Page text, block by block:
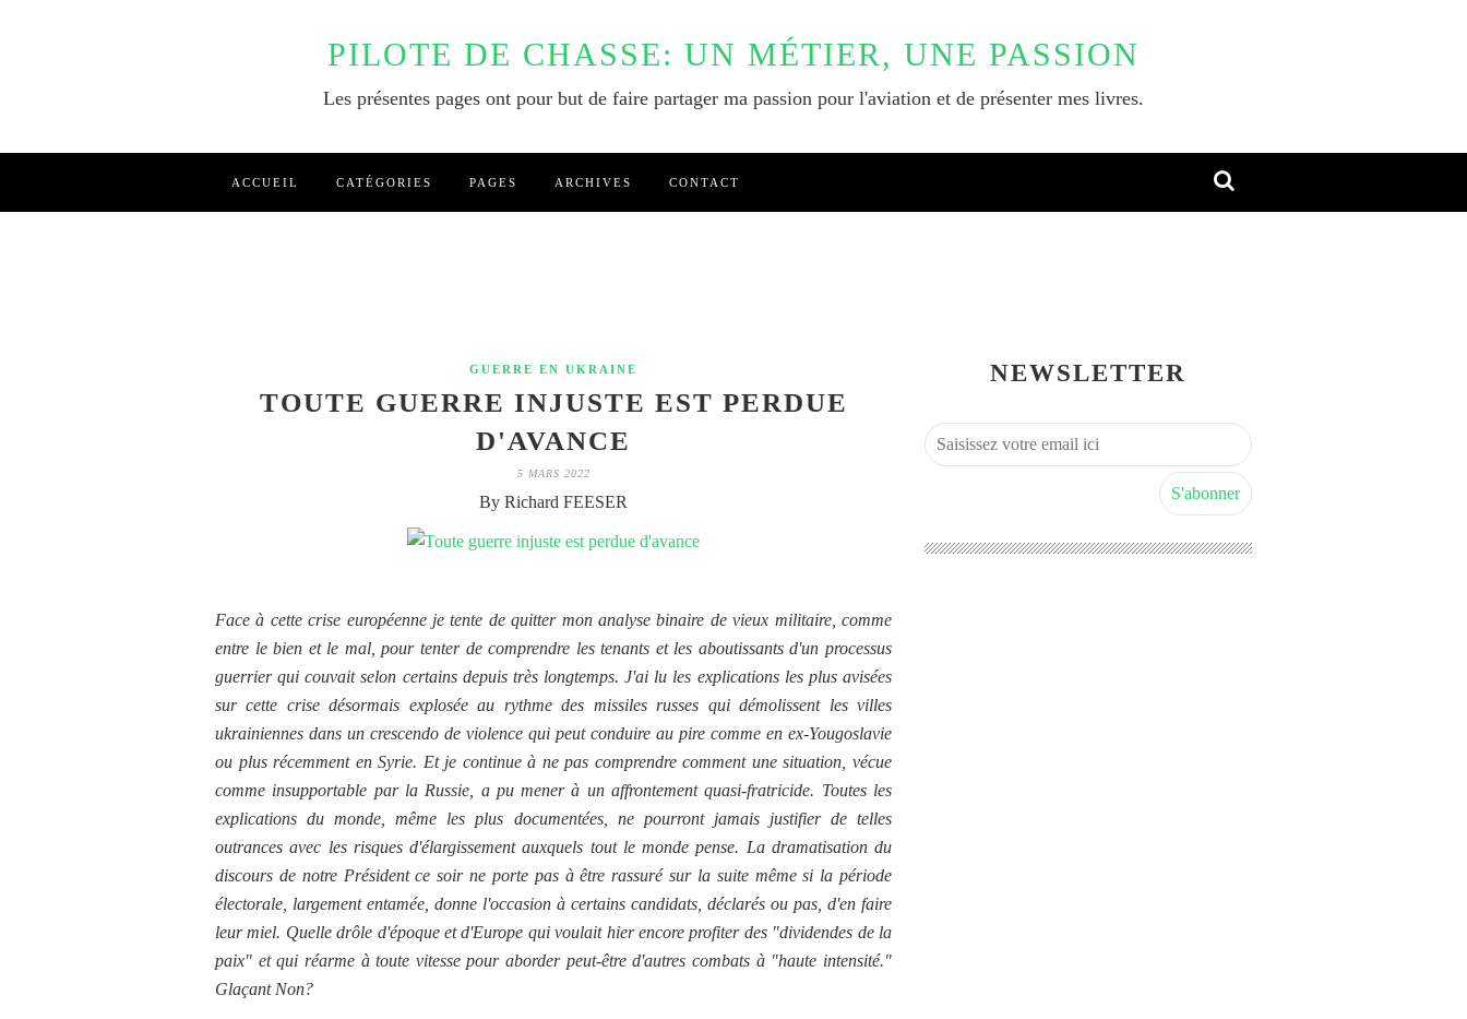
PILOTE DE CHASSE: UN MÉTIER, UNE PASSION
Les présentes pages ont pour but de faire partager ma passion pour l'aviation et de présenter mes livres.
ACCUEIL CATÉGORIES PAGES ARCHIVES CONTACT
GUERRE EN UKRAINE
TOUTE GUERRE INJUSTE EST PERDUE
D'AVANCE
5 MARS 2022
By Richard FEESER
Face à cette crise européenne je tente de quitter mon analyse binaire de vieux militaire, comme
entre le bien et le mal, pour tenter de comprendre les tenants et les aboutissants d'un processus
guerrier qui couvait selon certains depuis très longtemps. J'ai lu les explications les plus avisées
sur cette crise désormais explosée au rythme des missiles russes qui démolissent les villes
ukrainiennes dans un crescendo de violence qui peut conduire au pire comme en ex-Yougoslavie
ou plus récemment en Syrie. Et je continue à ne pas comprendre comment une situation, vécue
comme insupportable par la Russie, a pu mener à un affrontement quasi-fratricide. Toutes les
explications du monde, même les plus documentées, ne pourront jamais justifier de telles
outrances avec les risques d'élargissement auxquels tout le monde pense. La dramatisation du
discours de notre Président ce soir ne porte pas à être rassuré sur la suite même si la période
électorale, largement entamée, donne l'occasion à certains candidats, déclarés ou pas, d'en faire
leur miel. Quelle drôle d'époque et d'Europe qui voulait hier encore profiter des "dividendes de la
paix" et qui réarme à toute vitesse pour aborder peut-être d'autres combats à "haute intensité."
Glaçant Non?
NEWSLETTER